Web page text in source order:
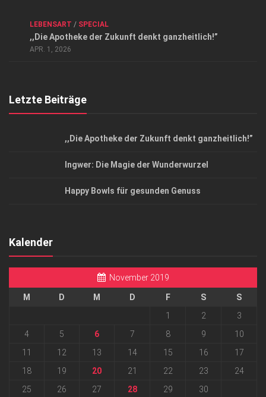
Datenschutzerklärung
Top Magazin Dresden / Ostsachsen
LEBENSART / SPECIAL
,,Die Apotheke der Zukunft denkt ganzheitlich!”
APR. 1, 2026
Letzte Beiträge
,,Die Apotheke der Zukunft denkt ganzheitlich!”
Ingwer: Die Magie der Wunderwurzel
Happy Bowls für gesunden Genuss
Kalender
November 2019
M D M D F S
S
1
2
3
4
5 6 7 8 9
10
11
12 13 14 15 16
17
18
19 20 21 22 23
24
25
26 27 28 29 30